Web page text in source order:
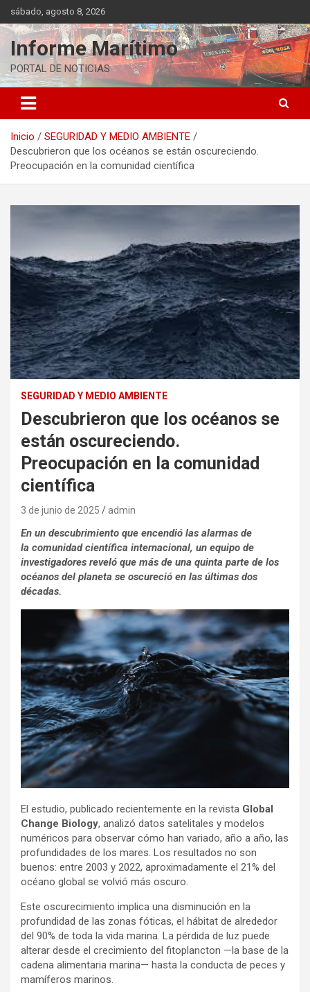
Saltar
al
contenido
sábado, agosto 8, 2026
Informe Marítimo
PORTAL DE NOTICIAS
Inicio
SEGURIDAD Y MEDIO AMBIENTE
Descubrieron que los océanos se están oscureciendo.
Preocupación en la comunidad científica
SEGURIDAD Y MEDIO AMBIENTE
Descubrieron que los océanos se
están oscureciendo.
Preocupación en la comunidad
científica
3 de junio de 2025 admin
En un descubrimiento que encendió las alarmas de
la comunidad científica internacional, un equipo de
investigadores reveló que más de una quinta parte de los
océanos del planeta se oscureció en las últimas dos
décadas.
El estudio, publicado recientemente en la revista Global
Change Biology, analizó datos satelitales y modelos
numéricos para observar cómo han variado, año a año, las
profundidades de los mares. Los resultados no son
buenos: entre 2003 y 2022, aproximadamente el 21% del
océano global se volvió más oscuro.
Este oscurecimiento implica una disminución en la
profundidad de las zonas fóticas, el hábitat de alrededor
del 90% de toda la vida marina. La pérdida de luz puede
alterar desde el crecimiento del fitoplancton —la base de la
cadena alimentaria marina— hasta la conducta de peces y
mamíferos marinos.